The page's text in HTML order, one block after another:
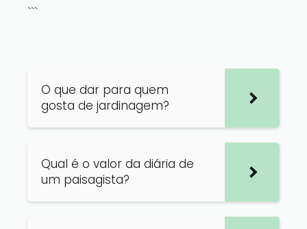
```
O que dar para quem
gosta de jardinagem?
Qual é o valor da diária de
um paisagista?